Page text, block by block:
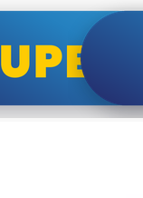
super cene